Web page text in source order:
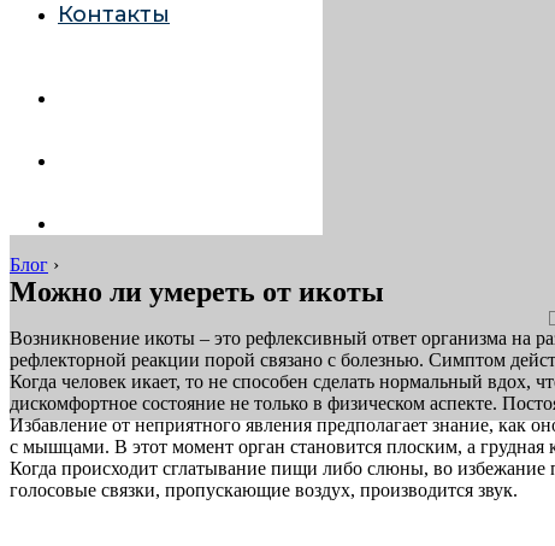
Контакты
Блог ›
Можно ли умереть от икоты
Возникновение икоты – это рефлексивный ответ организма на
рефлекторной реакции порой связано с болезнью. Симптом
Когда человек икает, то не способен сделать нормальный вдох,
дискомфортное состояние не только в физическом аспекте.
Избавление от неприятного явления предполагает знание, как
с мышцами. В этот момент орган становится плоским, а грудная
Когда происходит сглатывание пищи либо слюны, во избежание
голосовые связки, пропускающие воздух, производится звук.